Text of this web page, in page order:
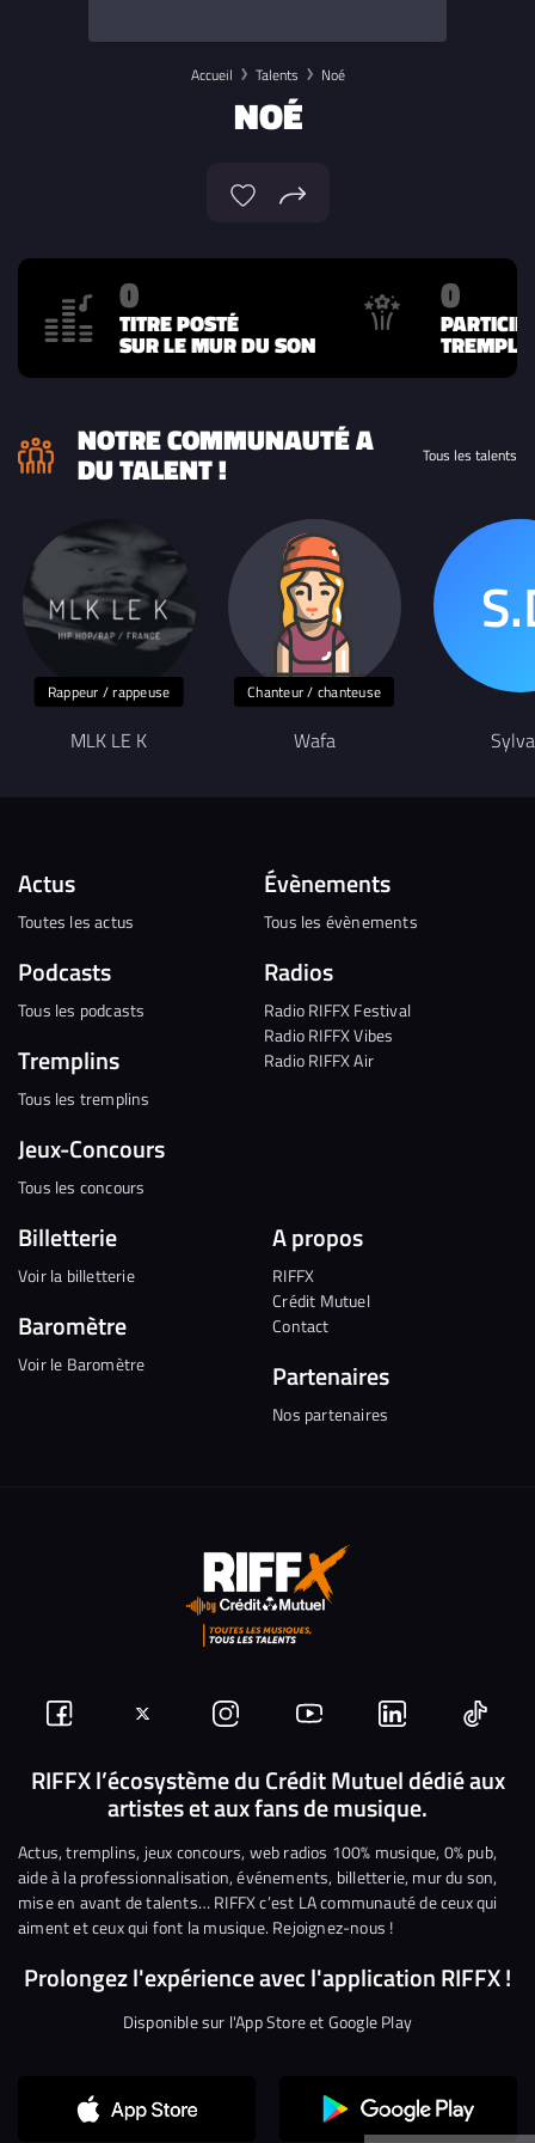
Continuer sans accepter
Accueil Talents Noé
NOÉ
0
TITRE POSTÉ
SUR LE MUR DU SON
0
NOTRE COMMUNAUTÉ A
DU TALENT ! Tous les talents
Rappeur / rappeuse
MLK LE K
Chanteur / chanteuse
Wafa
Actus
Toutes les actus
Podcasts
Tous les podcasts
Tremplins
Tous les tremplins
Jeux-Concours
Tous les concours
Évènements
Tous les évènements
Radios
Radio RIFFX Festival
Radio RIFFX Vibes
Radio RIFFX Air
Billetterie
Voir la billetterie
Baromètre
Voir le Baromètre
A propos
RIFFX
Crédit Mutuel
Contact
Partenaires
Nos partenaires
Suivez-
nous
Facebook
Suivez-
nous
sur
Twitter
Nous
rejoindre
sur
Instagram
Nous
rejoindre
sur
YouTube
Nous
rejoindre
sur
Linkedin
Nous
RIFFX l’écosystème du Crédit Mutuel dédié aux
artistes et aux fans de musique.
Actus, tremplins, jeux concours, web radios 100% musique, 0% pub,
aide à la professionnalisation, événements, billetterie, mur du son,
mise en avant de talents… RIFFX c’est LA communauté de ceux qui
aiment et ceux qui font la musique. Rejoignez-nous !
Prolongez l'expérience avec l'application RIFFX !
Disponible sur l'App Store et Google Play